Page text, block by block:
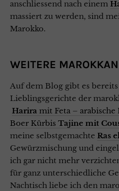
anschliessend nach einem
massiert zu werden, sind
Marokko.
WEITERE
Auf dem Blog gibt es
Lieblingsgerichte der
Harira mit Feta – arabische
Boer Kürbis Tajine mit
meine selbstgemachte Ras
Gewürzmischung und
ich gar nicht mehr
für ganz unterschiedliche
Nachtisch liebe ich den